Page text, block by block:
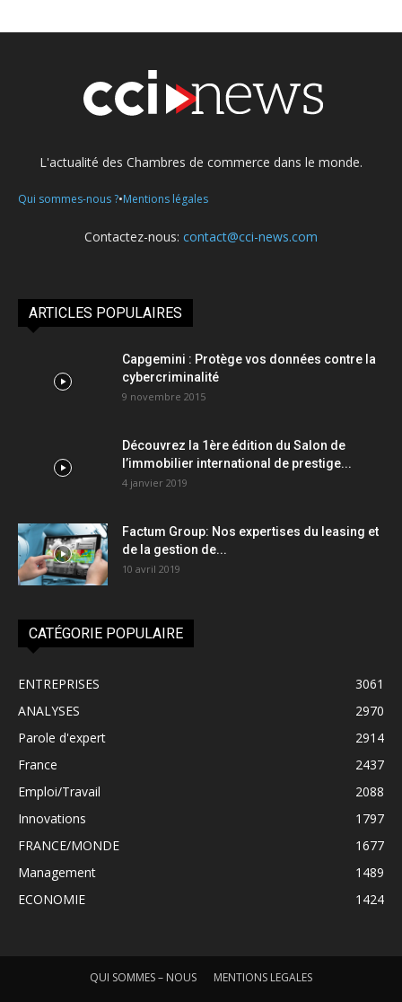
L'actualité des Chambres de commerce dans le monde.
Qui sommes-nous ?•Mentions légales
Contactez-nous: contact@cci-news.com
ARTICLES POPULAIRES
Capgemini : Protège vos données contre la
cybercriminalité
9 novembre 2015
Découvrez la 1ère édition du Salon de
l’immobilier international de prestige...
4 janvier 2019
Factum Group: Nos expertises du leasing et
de la gestion de...
10 avril 2019
CATÉGORIE POPULAIRE
ENTREPRISES
3061
ANALYSES
2970
Parole d'expert
2914
France
2437
Emploi/Travail
2088
Innovations
1797
FRANCE/MONDE
1677
Management
1489
ECONOMIE
1424
QUI SOMMES – NOUS MENTIONS LEGALES